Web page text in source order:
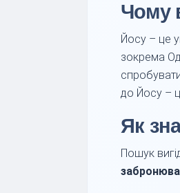
Чому
Йосу – це
зокрема
до Йосу –
Як
Пошук